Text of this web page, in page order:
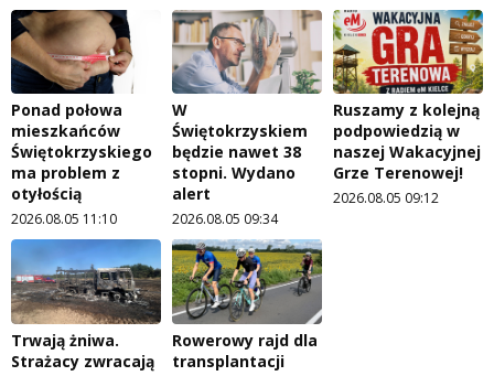
Ponad połowa
mieszkańców
Świętokrzyskiego
ma problem z
otyłością
2026.08.05 11:10
W
Świętokrzyskiem
będzie nawet 38
stopni. Wydano
alert
2026.08.05 09:34
Ruszamy z kolejną
podpowiedzią w
naszej Wakacyjnej
Grze Terenowej!
2026.08.05 09:12
Trwają żniwa.
Strażacy zwracają
Rowerowy rajd dla
transplantacji